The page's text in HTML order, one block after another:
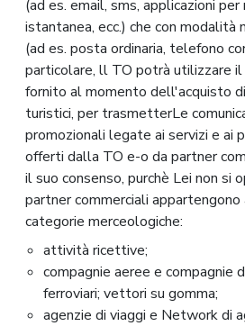
(ad es. email, sms, applicazioni
istantanea, ecc.) che con modalità
(ad es. posta ordinaria, telefono
particolare, ll TO potrà utilizzare il
fornito al momento dell'acquisto
turistici, per trasmetterLe
promozionali legate ai servizi e ai
offerti dalla TO e-o da partner
il suo consenso, purchè Lei non si
partner commerciali
categorie merceologiche:
attività ricettive;
compagnie aeree e compagnie
ferroviari; vettori su gomma;
agenzie di viaggi e Network di